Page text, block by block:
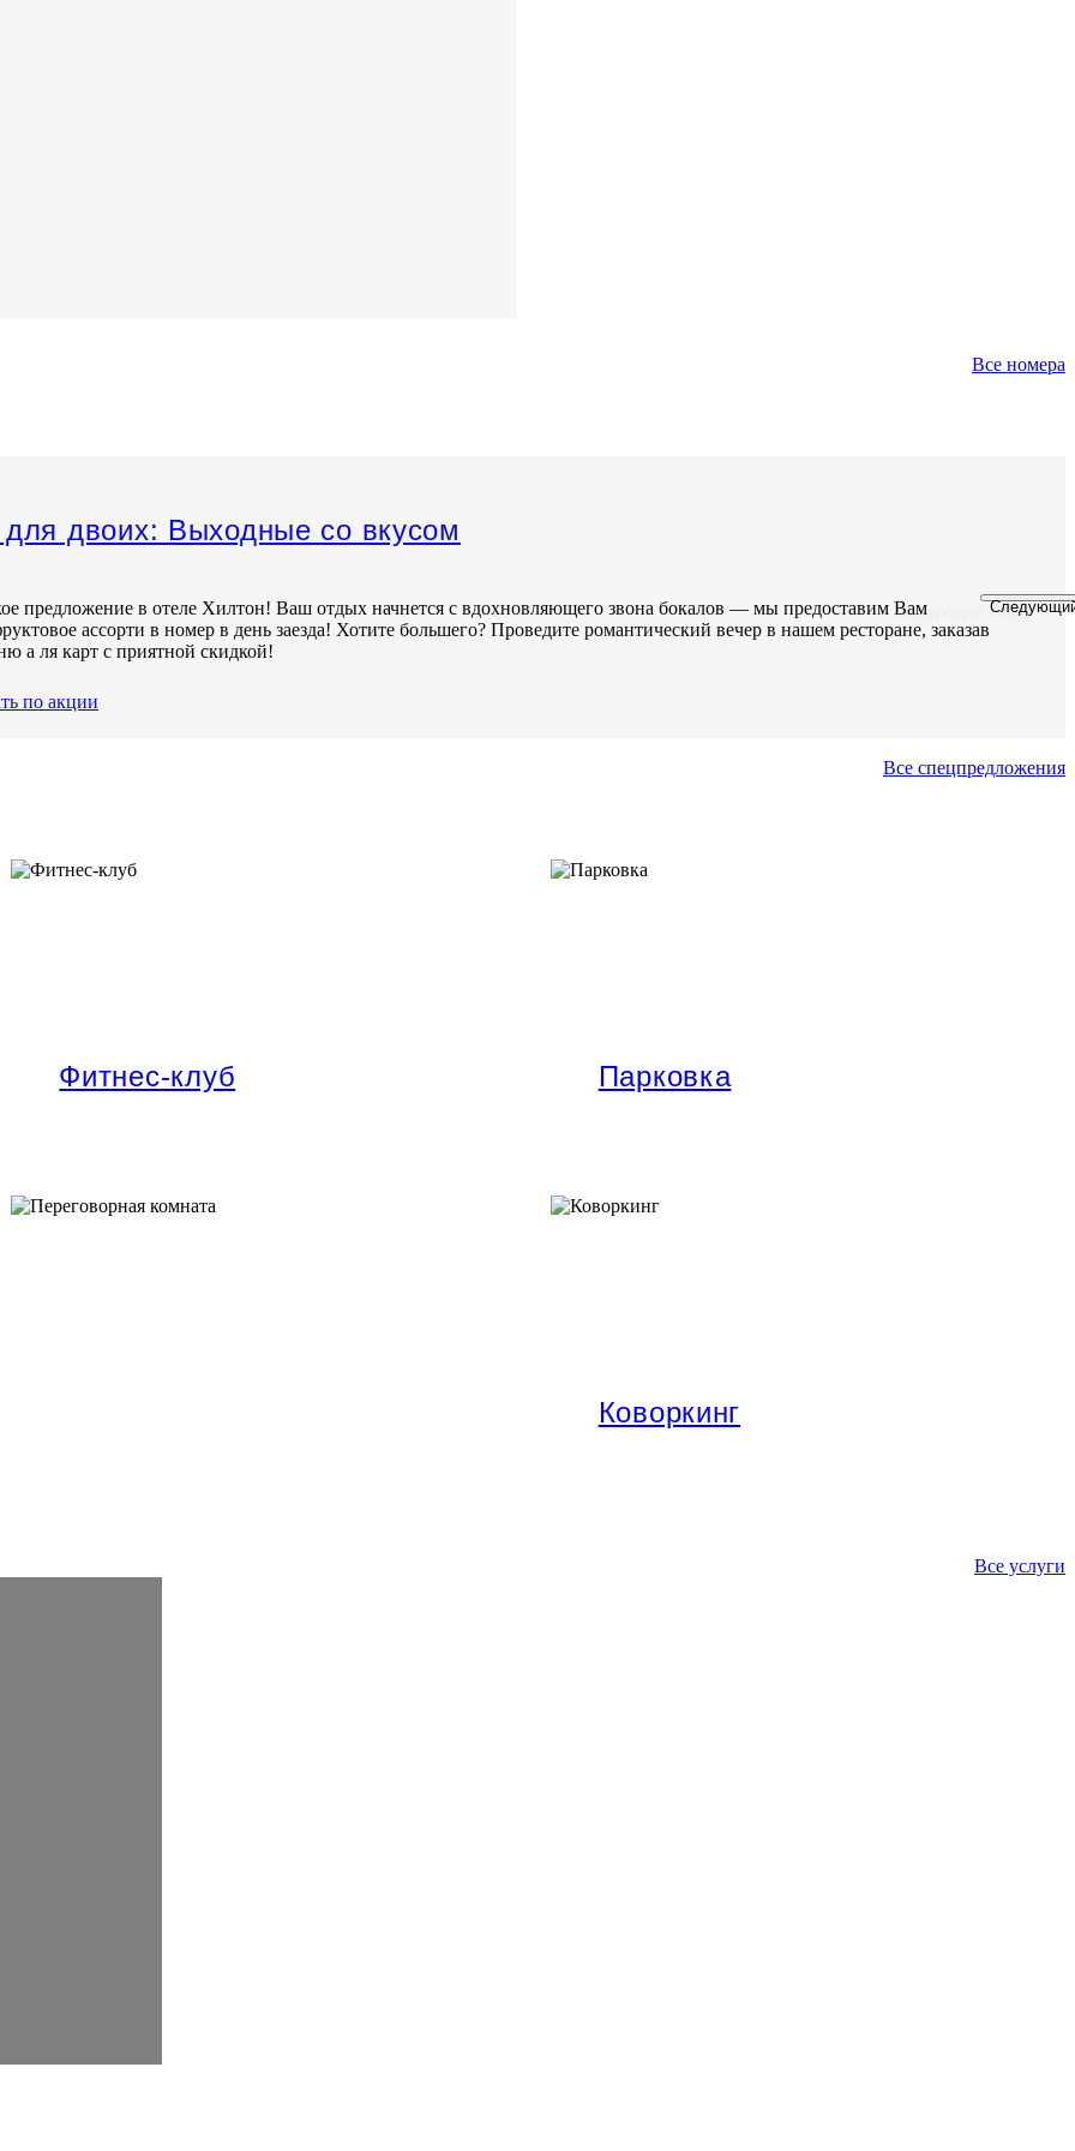
Следующий слайд
Все номера
двоих: Выходные со вкусом
предложение в отеле Хилтон! Ваш отдых начнется с вдохновляющего звона бокалов — мы предоставим Вам
ассорти в номер в день заезда! Хотите большего? Проведите романтический вечер в нашем ресторане, заказав
а ля карт с приятной скидкой!
по акции
3 дня и более до заезда.
на Таганке
Москвы с комфортом Hampton
Все спецпредложения
Фитнес-клуб
Подробнее
Парковка
Подробнее
Коворкинг
Все услуги